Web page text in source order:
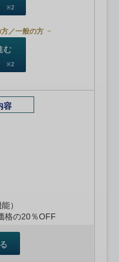
※2
／一般の方
む
※2
容
）
格の20％OFF